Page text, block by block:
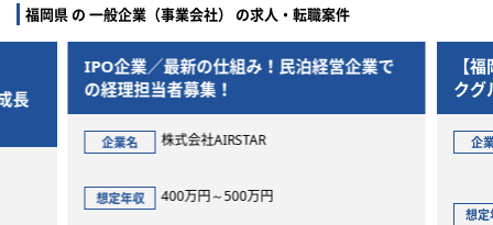
福岡県 の 一般企業（事業会社） の求人・転職案件
長
IPO企業／最新の仕組み！民泊経営企業で
の経理担当者募集！
企業名 株式会社AIRSTAR
想定年収 400万円～500万円
【
クグ
クセ
革推
企
想定